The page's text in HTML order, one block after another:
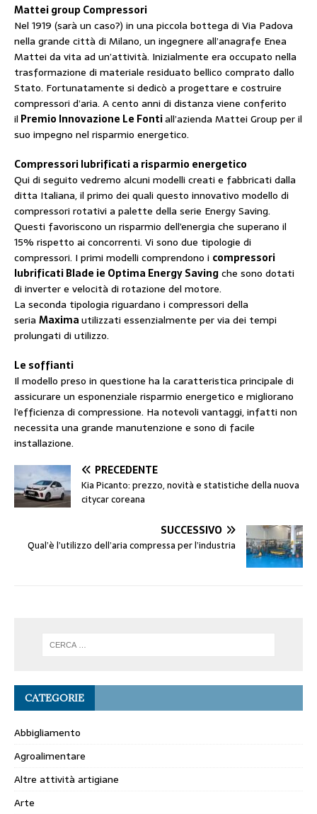
Mattei group Compressori
Nel 1919 (sarà un caso?) in una piccola bottega di Via Padova
nella grande città di Milano, un ingegnere all’anagrafe Enea
Mattei da vita ad un’attività. Inizialmente era occupato nella
trasformazione di materiale residuato bellico comprato dallo
Stato. Fortunatamente si dedicò a progettare e costruire
compressori d’aria. A cento anni di distanza viene conferito
il Premio Innovazione Le Fontiall’azienda Mattei Group per il
suo impegno nel risparmio energetico.
Compressori lubrificati a risparmio energetico
Qui di seguito vedremo alcuni modelli creati e fabbricati dalla
ditta Italiana, il primo dei quali questo innovativo modello di
compressori rotativi a palette della serie Energy Saving.
Questi favoriscono un risparmio dell’energia che superano il
15% rispetto ai concorrenti. Vi sono due tipologie di
compressori. I primi modelli comprendono i compressori
lubrificati Blade ie Optima Energy Savingche sono dotati
di inverter e velocità di rotazione del motore.
La seconda tipologia riguardano i compressori della
seria Maximautilizzati essenzialmente per via dei tempi
prolungati di utilizzo.
Le soffianti
Il modello preso in questione ha la caratteristica principale di
assicurare un esponenziale risparmio energetico e migliorano
l’efficienza di compressione. Ha notevoli vantaggi, infatti non
necessita una grande manutenzione e sono di facile
installazione.
PRECEDENTE
Kia Picanto: prezzo, novità e statistiche della nuova
citycar coreana
SUCCESSIVO
Qual’è l’utilizzo dell’aria compressa per l’industria
CATEGORIE
Abbigliamento
Agroalimentare
Altre attività artigiane
Arte